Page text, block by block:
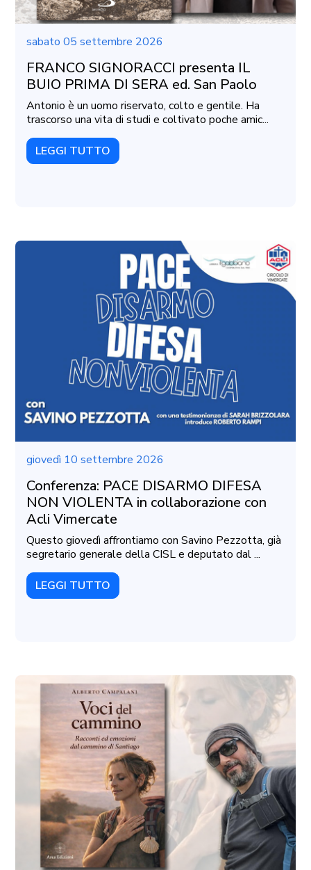
sabato 05 settembre 2026
FRANCO SIGNORACCI presenta IL
BUIO PRIMA DI SERA ed. San Paolo
Antonio è un uomo riservato, colto e gentile. Ha
trascorso una vita di studi e coltivato poche amic...
LEGGI TUTTO
giovedì 10 settembre 2026
Conferenza: PACE DISARMO DIFESA
NON VIOLENTA in collaborazione con
Acli Vimercate
Questo giovedì affrontiamo con Savino Pezzotta, già
segretario generale della CISL e deputato dal ...
LEGGI TUTTO